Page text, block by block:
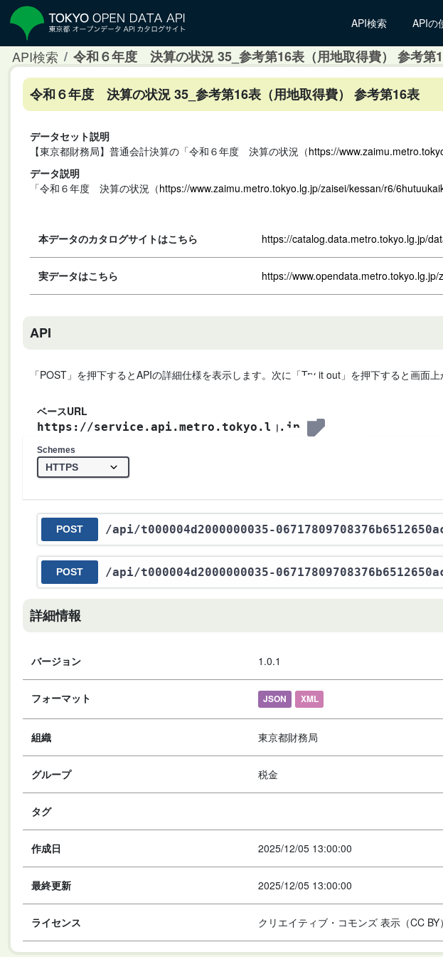
API検索 APIの
API検索 令和６年度 決算の状況 35_参考第16表（用地取得費） 参考第
令和６年度 決算の状況 35_参考第16表（用地取得費） 参考第16表
データセット説明
【東京都財務局】普通会計決算の「令和６年度 決算の状況（https://
データ説明
「令和６年度 決算の状況（https://www.zaimu.metro.tokyo.lg.jp/zaisei/kessan/r6/
本データのカタログサイトはこちら https://catalog.data.metro.tokyo.lg.jp/
実データはこちら https://
API
「POST」を押下するとAPIの詳細仕様を表示します。次に「Try it out」を押下すると画面
ベースURL
https://service.api.metro.tokyo.lg.jp
Schemes
POST /api/t000004d2000000035-
POST /api/t000004d2000000035-
詳細情報
バージョン 1.0.1
フォーマット JSON XML
組織 東京都財務局
グループ 税金
タグ
作成日 2025/12/05 13:00:00
最終更新 2025/12/05 13:00:00
ライセンス クリエイティブ・コモンズ 表示（CC BY）